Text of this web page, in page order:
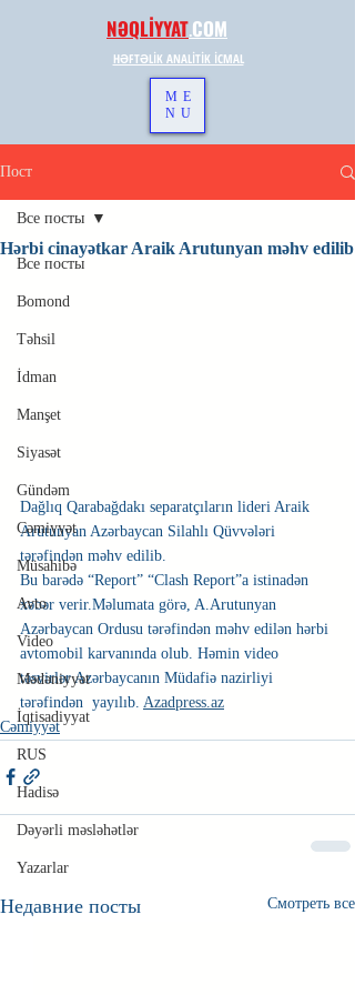
NƏQLİYYAT.COM
HƏFTƏLİK ANALİTİK İCMAL
ME
NU
Пост
Все посты
Bomond
Təhsil
İdman
Manşet
Siyasət
Gündəm
Cəmiyyət
Müsahibə
Avto
Video
Mədəniyyət
İqtisadiyyat
RUS
Hadisə
Dəyərli məsləhətlər
Yazarlar
Все посты
Hərbi cinayətkar Araik Arutunyan məhv edilib
Dağlıq Qarabağdakı separatçıların lideri Araik
Arutunyan Azərbaycan Silahlı Qüvvələri
tərəfindən məhv edilib.
Bu barədə “Report” “Clash Report”a istinadən
xəbər verir.Məlumata görə, A.Arutunyan
Azərbaycan Ordusu tərəfindən məhv edilən hərbi
avtomobil karvanında olub. Həmin video
təsvirlər Azərbaycanın Müdafiə nazirliyi
tərəfindən  yayılıb. Azadpress.az
Cəmiyyət
Недавние посты Смотреть все